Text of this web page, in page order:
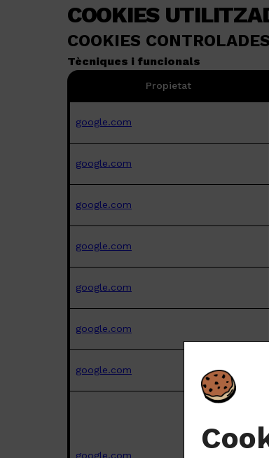
COOKIES
COOKIES
Tècniques i funcionals
Propietat
google.com
google.com
google.com
google.com
google.com
google.com
google.com
google.com